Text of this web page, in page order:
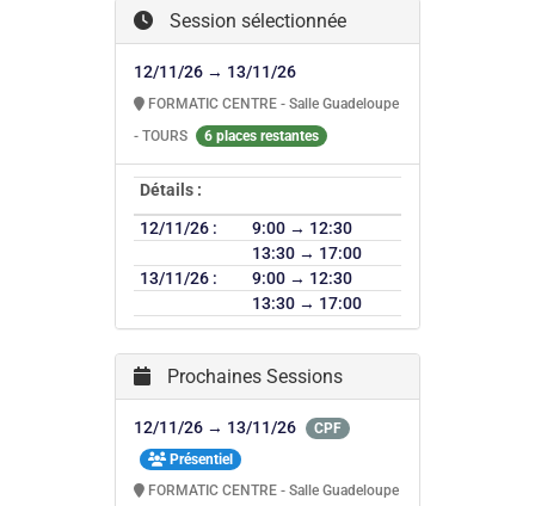
Session sélectionnée
12/11/26 → 13/11/26
FORMATIC CENTRE - Salle Guadeloupe
- TOURS
6 places restantes
Détails :
12/11/26 :
9:00 → 12:30
13:30 → 17:00
13/11/26 :
9:00 → 12:30
13:30 → 17:00
Prochaines Sessions
12/11/26 → 13/11/26
CPF
Présentiel
FORMATIC CENTRE - Salle Guadeloupe